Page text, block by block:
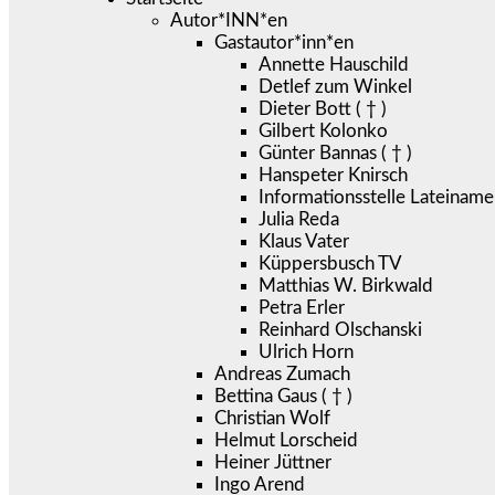
Autor*INN*en
Gastautor*inn*en
Annette Hauschild
Detlef zum Winkel
Dieter Bott ( † )
Gilbert Kolonko
Günter Bannas ( † )
Hanspeter Knirsch
Informationsstelle
Julia Reda
Klaus Vater
Küppersbusch TV
Matthias W. Birkwald
Petra Erler
Reinhard Olschanski
Ulrich Horn
Andreas Zumach
Bettina Gaus ( † )
Christian Wolf
Helmut Lorscheid
Heiner Jüttner
Ingo Arend